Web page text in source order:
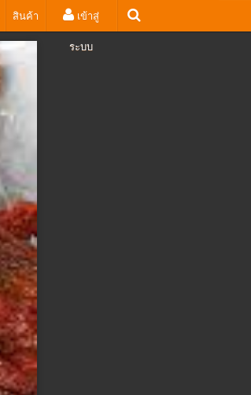
สินค้า เข้าสู่
ระบบ